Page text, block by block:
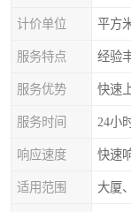
计价单位 平方
服务特点 经验
服务优势 快速
服务时间 24小
响应速度 快速
适用范围 大厦